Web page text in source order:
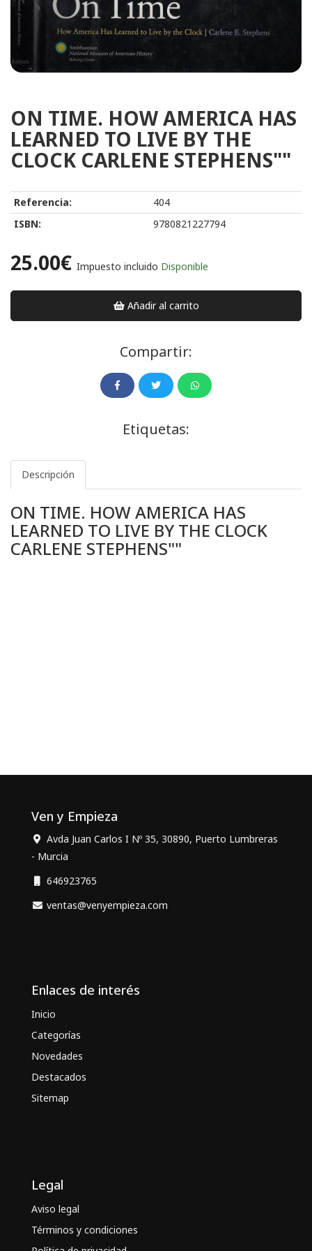
ON TIME. HOW AMERICA HAS
LEARNED TO LIVE BY THE
CLOCK CARLENE STEPHENS""
Referencia:
404
ISBN:
9780821227794
25.00€ Impuesto incluido Disponible
Añadir al carrito
Compartir:
Etiquetas:
Descripción
ON TIME. HOW AMERICA HAS
LEARNED TO LIVE BY THE CLOCK
CARLENE STEPHENS""
Ven y Empieza
Avda Juan Carlos I Nº 35, 30890, Puerto Lumbreras
- Murcia
646923765
ventas@venyempieza.com
Enlaces de interés
Inicio
Categorías
Novedades
Destacados
Sitemap
Legal
Aviso legal
Términos y condiciones